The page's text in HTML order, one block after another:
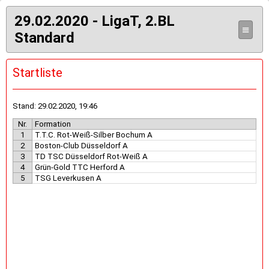
29.02.2020 - LigaT, 2.BL
Standard
≡
Startliste
Stand: 29.02.2020, 19:46
Nr.
Formation
1
T.T.C. Rot-Weiß-Silber Bochum A
2
Boston-Club Düsseldorf A
3
TD TSC Düsseldorf Rot-Weiß A
4
Grün-Gold TTC Herford A
5
TSG Leverkusen A